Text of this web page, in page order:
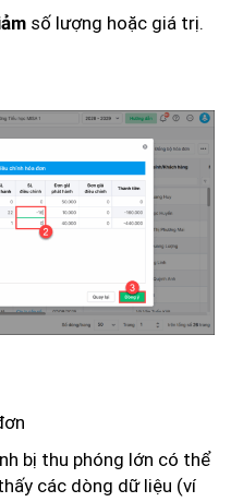
số lượng hoặc giá trị.
bị thu phóng lớn có thể
các dòng dữ liệu (ví